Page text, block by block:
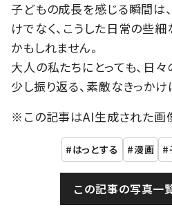
子どもの成長を感じる瞬間は
けでなく、こうした日常の些
かもしれません。
大人の私たちにとっても、日
少し振り返る、素敵なきっかけ
※この記事はAI生成された画
はっとする 漫画
この記事の写真一